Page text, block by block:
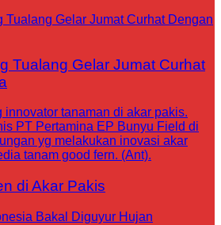
Tualang Gelar Jumat Curhat
di Akar Pakis